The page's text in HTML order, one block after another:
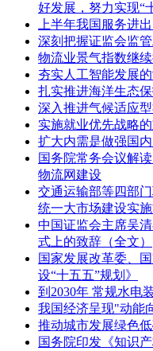
好发展，努力实现“
上半年我国服务进
深刻把握证监会监
物流业景气指数继
夯实人工智能发展
扎实推进海洋生态
深入推进气候适应
实施就业优先战略
扩大内需是做强国
国务院常务会议解
物流网建设
交通运输部等四部
统一大市场建设实施
中国证监会主席吴
式上的致辞（全文）
国家发展改革委、
设“十五五”规划》
到2030年 常规水电
我国经济呈现"动能
推动城市发展绿色
国务院印发《知识